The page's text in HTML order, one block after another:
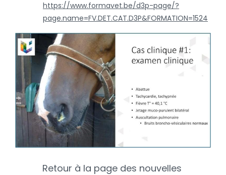
https://www.formavet.be/d3p-page/?
page.name=FV.DET.CAT.D3P&FORMATION=1524
Retour à la page des nouvelles